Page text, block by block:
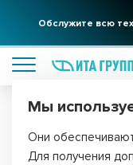
Обслужите всю
Фильтры для вашего
Главная
Мы
Они
Для получения